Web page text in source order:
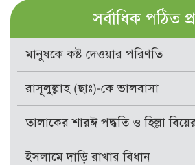
সর্বাধিক পঠিত
মানুষকে কষ্ট দেওয়ার পরিণতি
রাসূলুল্লাহ (ছাঃ)-কে ভালবাসা
তালাকের শারঈ পদ্ধতি ও হিল্লা
ইসলামে দাড়ি রাখার বিধান